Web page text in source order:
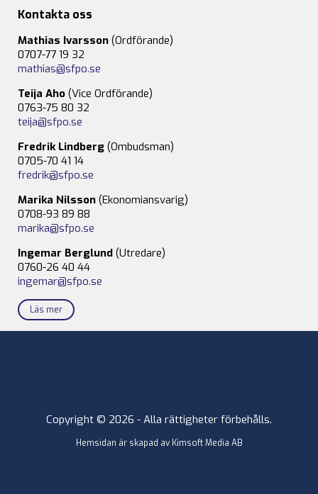
Kontakta oss
Mathias Ivarsson (Ordförande)
0707-77 19 32
mathias@sfpo.se
Teija Aho (Vice Ordförande)
0763-75 80 32
teija@sfpo.se
Fredrik Lindberg (Ombudsman)
0705-70 41 14
fredrik@sfpo.se
Marika Nilsson (Ekonomiansvarig)
0708-93 89 88
marika@sfpo.se
Ingemar Berglund (Utredare)
0760-26 40 44
ingemar@sfpo.se
Läs mer
Copyright © 2026 - Alla rättigheter förbehålls.
Hemsidan är skapad av Kimsoft Media AB